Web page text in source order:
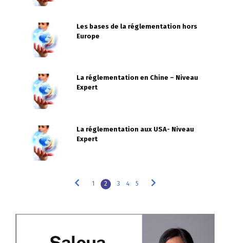
Les bases de la réglementation hors
Europe
La réglementation en Chine – Niveau
Expert
La réglementation aux USA- Niveau
Expert
1 2 3 4 5